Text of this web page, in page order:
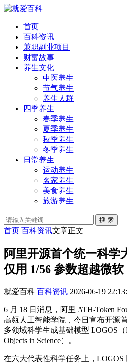
首页
百科资讯
兼职副业项目
财富故事
养生文化
中医养生
节气养生
养生人群
四季养生
春季养生
夏季养生
秋季养生
冬季养生
日常养生
运动养生
名家养生
美食养生
旅游养生
搜 索
首页 百科资讯文章正文
阿里开源首个统一科学
仅用 1/56 参数超越微
就爱百科 百科资讯 2026-06-19
6 月 18 日消息，阿里 ATH-Token
高瓴人工智能学院，今日宣布开源
多领域科学生成基础模型 LOGOS（
Objects in Science）。
在六大代表性科学任务上，